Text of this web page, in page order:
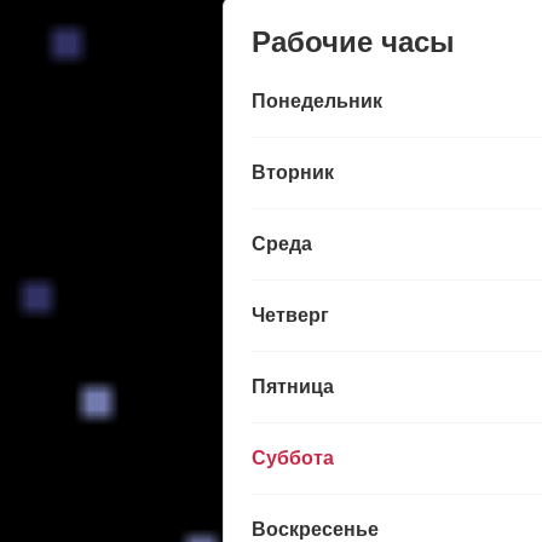
Рабочие часы
Понедельник
Вторник
Среда
Четверг
Пятница
Суббота
Воскресенье